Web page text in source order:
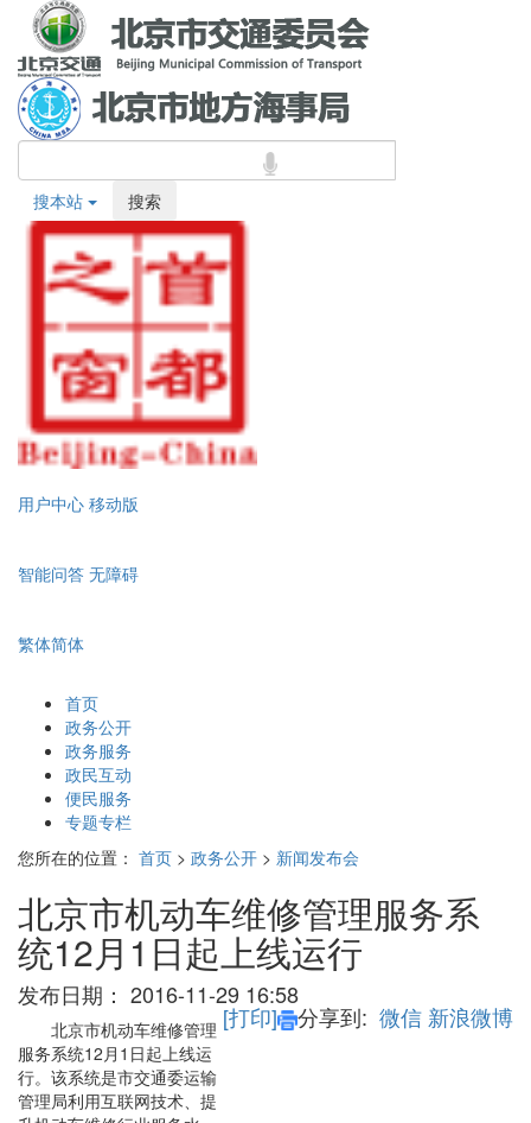
搜本站 搜索
用户中心 移动版
智能问答 无障碍
繁体简体
首页
政务公开
政务服务
政民互动
便民服务
专题专栏
您所在的位置： 首页 > 政务公开 > 新闻发布会
北京市机动车维修管理服务系
统12月1日起上线运行
发布日期： 2016-11-29 16:58
[打印] 分享到: 微信 新浪微博
北京市机动车维修管理
服务系统12月 1 日起上线运
行。该系统是市交通委运输
管理局利用互联网技术、提